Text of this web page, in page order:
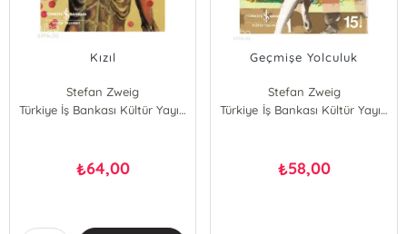
Kızıl
Stefan Zweig
Türkiye İş Bankası Kültür Yayınları
₺64,00
Geçmişe Yolculuk
Stefan Zweig
Türkiye İş Bankası Kültür Yayınları
₺58,00